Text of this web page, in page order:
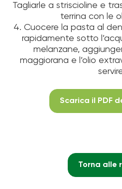
Tagliarle a striscioline e
terrina con le
4. Cuocere la pasta al
rapidamente sotto
melanzane,
maggiorana e l’olio
Scarica il PDF
Torna alle